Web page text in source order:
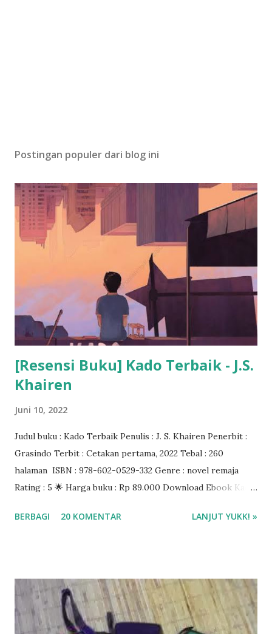
Postingan populer dari blog ini
[Resensi Buku] Kado Terbaik - J.S.
Khairen
Juni 10, 2022
Judul buku : Kado Terbaik Penulis : J. S. Khairen Penerbit :
Grasindo Terbit : Cetakan pertama, 2022 Tebal : 260
halaman ISBN : 978-602-0529-332 Genre : novel remaja
Rating : 5 🌟 Harga buku : Rp 89.000 Download Ebook Kado
Gramedia.com atau Shopee ❤❤❤
BERBAGI 20 KOMENTAR LANJUT YUKK! »